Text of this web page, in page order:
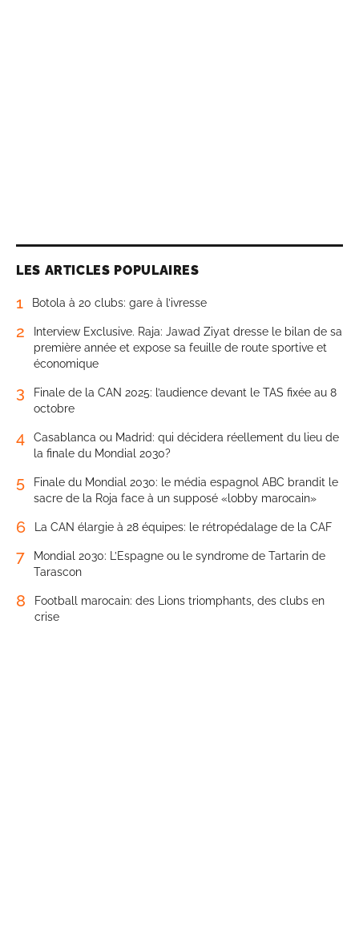
LES ARTICLES POPULAIRES
1 Botola à 20 clubs: gare à l’ivresse
2
Interview Exclusive. Raja: Jawad Ziyat dresse le bilan de sa
première année et expose sa feuille de route sportive et
économique
3
Finale de la CAN 2025: l’audience devant le TAS fixée au 8
octobre
4
Casablanca ou Madrid: qui décidera réellement du lieu de
la finale du Mondial 2030?
5
Finale du Mondial 2030: le média espagnol ABC brandit le
sacre de la Roja face à un supposé «lobby marocain»
6 La CAN élargie à 28 équipes: le rétropédalage de la CAF
7
Mondial 2030: L’Espagne ou le syndrome de Tartarin de
Tarascon
8
Football marocain: des Lions triomphants, des clubs en
crise